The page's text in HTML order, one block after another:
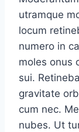
utramque
locum
numero in
moles onus
sui.
gravitate
cum nec.
nubes. Ut